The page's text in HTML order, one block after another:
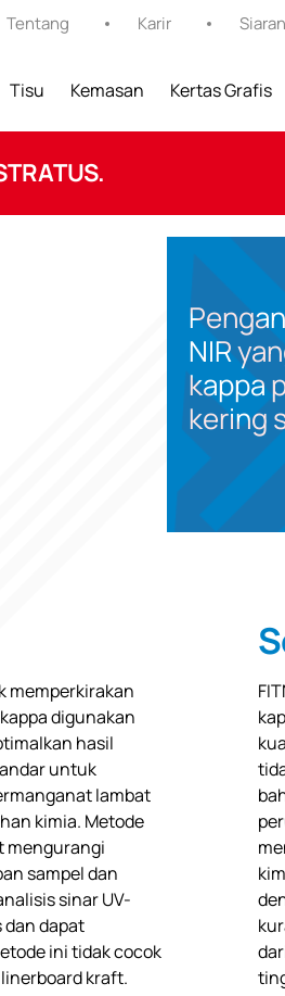
Tentang Karir
Tisu Kemasan Kertas Grafis
NIR
kappa
kering
memperkirakan
digunakan
hasil
untuk
lambat
kimia. Metode
mengurangi
sampel dan
sinar UV-
dan dapat
ini tidak cocok
kraft.